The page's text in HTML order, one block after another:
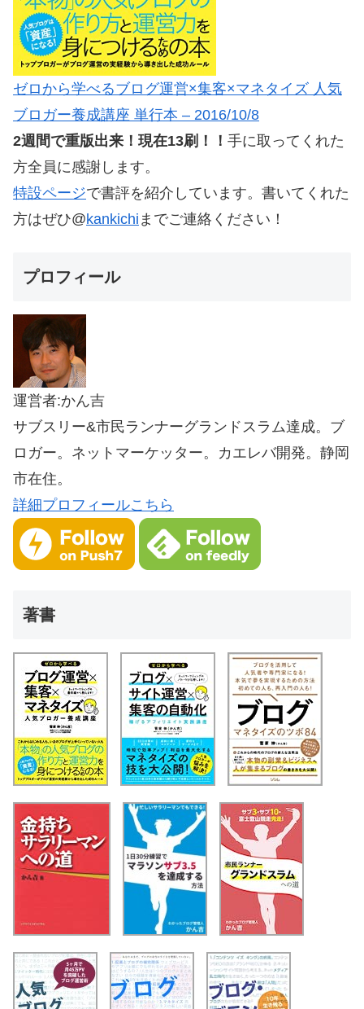
ゼロから学べるブログ運営×集客×マネタイズ 人気
ブロガー養成講座 単行本 – 2016/10/8
2週間で重版出来！現在13刷！！ 手に取ってくれた
方全員に感謝します。
特設ページで書評を紹介しています。書いてくれた
方はぜひ@kankichi までご連絡ください！
プロフィール
運営者:かん吉
サブスリー&市民ランナーグランドスラム達成。ブ
ロガー。ネットマーケッター。カエレバ開発。静岡
市在住。
詳細プロフィールこちら
著書